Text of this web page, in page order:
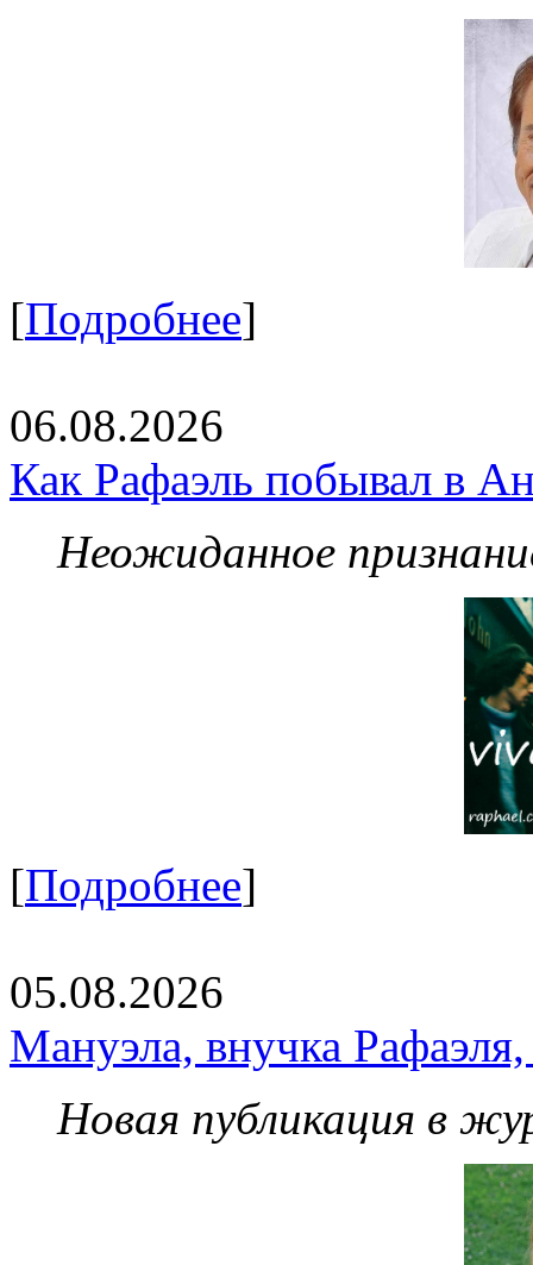
[Подробнее]
06.08.2026
Как Рафаэль побывал в
Неожиданное
[Подробнее]
05.08.2026
Мануэла, внучка
Новая публикация в